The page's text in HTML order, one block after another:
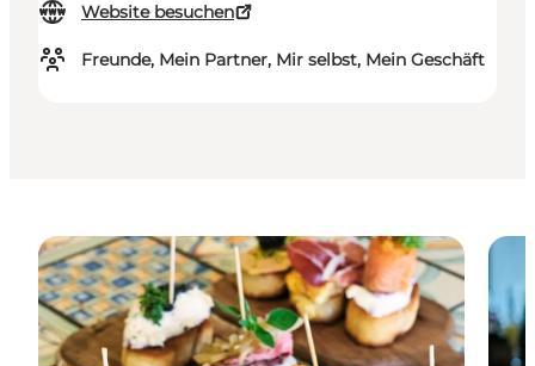
Website besuchen
Freunde, Mein Partner, Mir selbst, Mein Geschäft